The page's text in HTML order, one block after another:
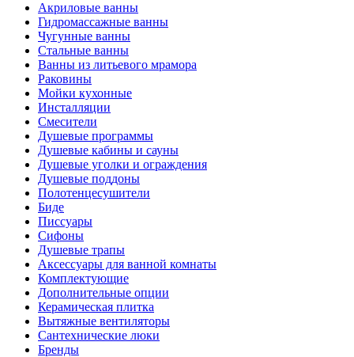
Акриловые ванны
Гидромассажные ванны
Чугунные ванны
Стальные ванны
Ванны из литьевого мрамора
Раковины
Мойки кухонные
Инсталляции
Смесители
Душевые программы
Душевые кабины и сауны
Душевые уголки и ограждения
Душевые поддоны
Полотенцесушители
Биде
Писсуары
Сифоны
Душевые трапы
Аксессуары для ванной комнаты
Комплектующие
Дополнительные опции
Керамическая плитка
Вытяжные вентиляторы
Сантехнические люки
Бренды